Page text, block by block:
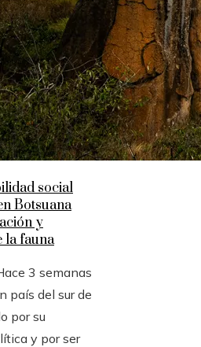
social
Botsuana
y
la fauna
3 semanas
país del sur de
por su
y por ser